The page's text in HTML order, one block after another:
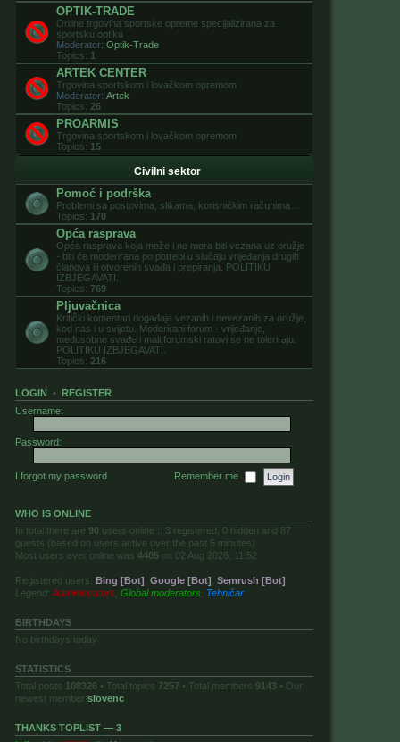
OPTIK-TRADE
Online trgovina sportske opreme specijalizirana za
sportsku optiku
Moderator: Optik-Trade
Topics: 1
ARTEK CENTER
Trgovina sportskom i lovačkom opremom
Moderator: Artek
Topics: 26
PROARMIS
Trgovina sportskom i lovačkom opremom
Topics: 15
Civilni sektor
Pomoć i podrška
Problemi sa postovima, slikama, korisničkim računima...
Topics: 170
Opća rasprava
Opća rasprava koja može i ne mora biti vezana uz oružje
- biti će moderirana po potrebi u slučaju vrijeđanja drugih
članova ili otvorenih svađa i prepiranja. POLITIKU
IZBJEGAVATI.
Topics: 769
Pljuvačnica
Kritički komentari događaja vezanih i nevezanih za oružje,
kod nas i u svijetu. Moderirani forum - vrijeđanje,
međusobne svađe i mali forumski ratovi se ne toleriraju.
POLITIKU IZBJEGAVATI.
Topics: 216
LOGIN • REGISTER
Username:
Password:
I forgot my password Remember me
WHO IS ONLINE
In total there are 90 users online :: 3 registered, 0 hidden and 87
guests (based on users active over the past 5 minutes)
Most users ever online was 4405 on 02 Aug 2026, 11:52
Registered users: Bing [Bot] Google [Bot] Semrush [Bot]
Legend: Administrators Global moderators Tehničar
BIRTHDAYS
No birthdays today
STATISTICS
Total posts 108326 • Total topics 7257 • Total members 9143 • Our
newest member slovenc
THANKS TOPLIST — 3